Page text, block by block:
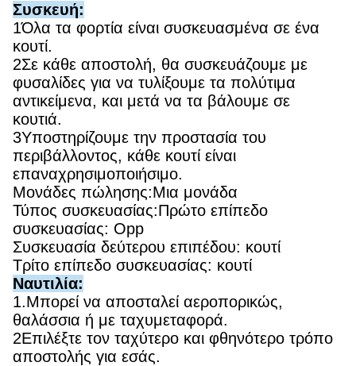
Συσκευή:
1Όλα τα φορτία είναι συσκευασμένα σε ένα
κουτί.
2Σε κάθε αποστολή, θα συσκευάζουμε με
φυσαλίδες για να τυλίξουμε τα πολύτιμα
αντικείμενα, και μετά να τα βάλουμε σε
κουτιά.
3Υποστηρίζουμε την προστασία του
περιβάλλοντος, κάθε κουτί είναι
επαναχρησιμοποιήσιμο.
Μονάδες πώλησης:Μια μονάδα
Τύπος συσκευασίας:Πρώτο επίπεδο
συσκευασίας: Opp
Συσκευασία δεύτερου επιπέδου: κουτί
Τρίτο επίπεδο συσκευασίας: κουτί
Ναυτιλία:
1.Μπορεί να αποσταλεί αεροπορικώς,
θαλάσσια ή με ταχυμεταφορά.
2Επιλέξτε τον ταχύτερο και φθηνότερο τρόπο
αποστολής για εσάς.